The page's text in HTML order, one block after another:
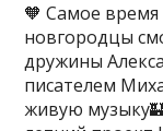
🧡 Самое
новгородцы
дружины
писателем
живую